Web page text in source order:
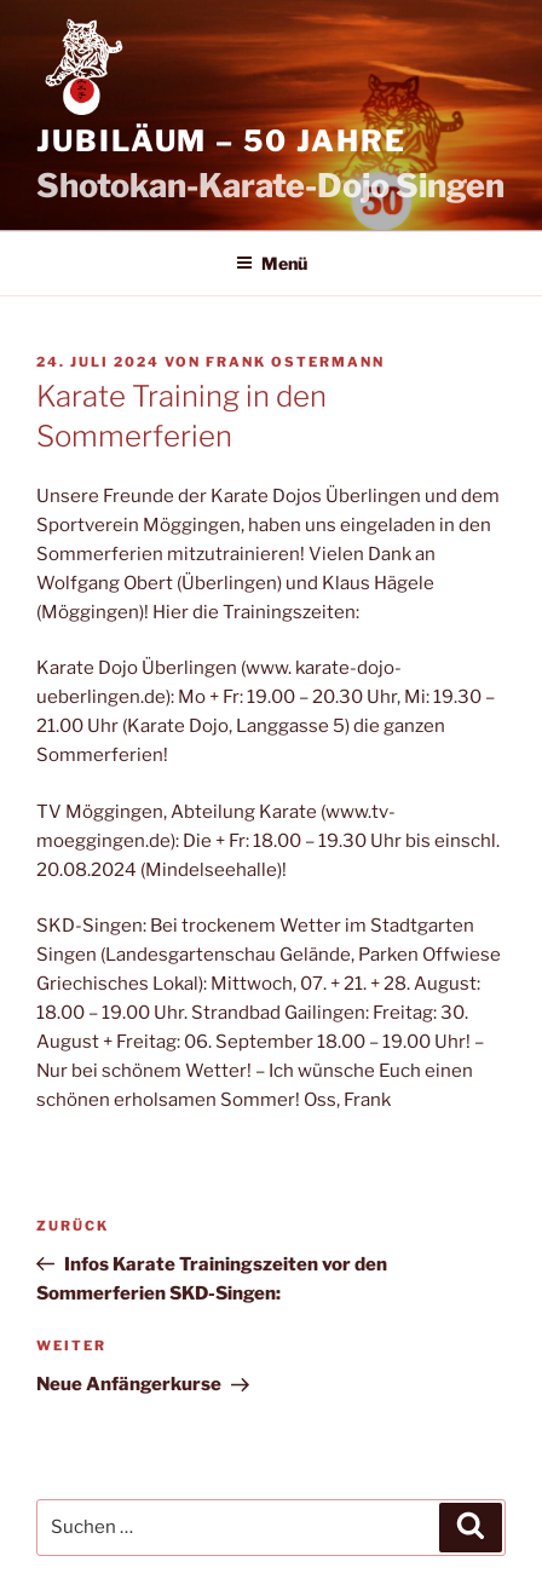
springen
JUBILÄUM – 50 JAHRE
Shotokan-Karate-Dojo Singen
Menü
VERÖFFENTLICHT
AM
24. JULI 2024 VON FRANK OSTERMANN
Karate Training in den
Sommerferien
Unsere Freunde der Karate Dojos Überlingen und dem
Sportverein Möggingen, haben uns eingeladen in den
Sommerferien mitzutrainieren! Vielen Dank an
Wolfgang Obert (Überlingen) und Klaus Hägele
(Möggingen)! Hier die Trainingszeiten:
Karate Dojo Überlingen (www. karate-dojo-
ueberlingen.de): Mo + Fr: 19.00 – 20.30 Uhr, Mi: 19.30 –
21.00 Uhr (Karate Dojo, Langgasse 5) die ganzen
Sommerferien!
TV Möggingen, Abteilung Karate (www.tv-
moeggingen.de): Die + Fr: 18.00 – 19.30 Uhr bis einschl.
20.08.2024 (Mindelseehalle)!
SKD-Singen: Bei trockenem Wetter im Stadtgarten
Singen (Landesgartenschau Gelände, Parken Offwiese
Griechisches Lokal): Mittwoch, 07. + 21. + 28. August:
18.00 – 19.00 Uhr. Strandbad Gailingen: Freitag: 30.
August + Freitag: 06. September 18.00 – 19.00 Uhr! –
Nur bei schönem Wetter! – Ich wünsche Euch einen
schönen erholsamen Sommer! Oss, Frank
Beitragsnavigation
Vorheriger
Beitrag
ZURÜCK
Infos Karate Trainingszeiten vor den
Sommerferien SKD-Singen:
Nächster
Beitrag
WEITER
Neue Anfängerkurse
nach: